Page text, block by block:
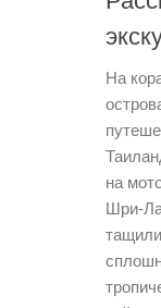
На
на
Шри-